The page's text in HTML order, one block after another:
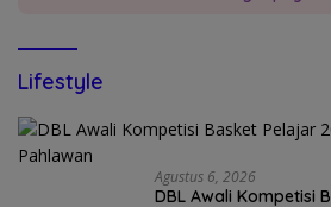
Lifestyle
Agustus 6, 2026
DBL Awali Kompetisi